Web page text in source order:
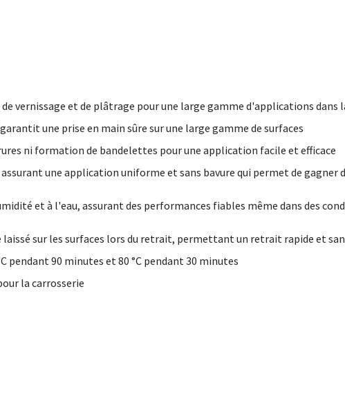
vernissage et de plâtrage pour une large gamme d'applications
une prise en main sûre sur une large gamme de surfaces
ni formation de bandelettes pour une application facile et efficace
une application uniforme et sans bavure qui permet de gagner
et à l'eau, assurant des performances fiables même dans des
sur les surfaces lors du retrait, permettant un retrait rapide et
pendant 90 minutes et 80 °C pendant 30 minutes
la carrosserie